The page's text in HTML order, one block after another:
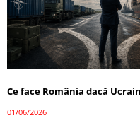
Ce face România dacă
01/06/2026